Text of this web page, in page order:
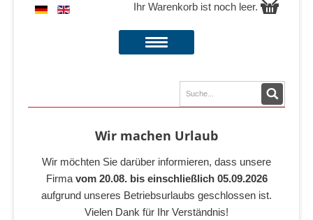
Ihr Warenkorb ist noch leer.
Wir machen Urlaub
Wir möchten Sie darüber informieren, dass unsere
Firma vom 20.08. bis einschließlich 05.09.2026
aufgrund unseres Betriebsurlaubs geschlossen ist.
Vielen Dank für Ihr Verständnis!